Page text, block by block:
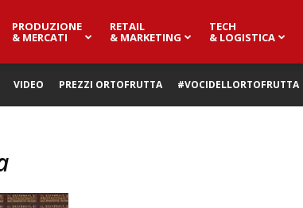
PRODUZIONE
& MERCATI
RETAIL
& MARKETING
TECH
& LOGISTICA
VIDEO PREZZI ORTOFRUTTA #VOCIDELLORTOFRUTTA